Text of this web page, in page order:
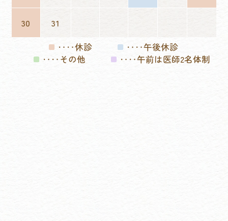
30 31
■ ‥‥休診 ■ ‥‥午後休診
■ ‥‥その他 ■ ‥‥午前は医師2名体制